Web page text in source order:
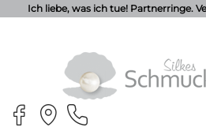
Ich liebe, was ich tue! Partnerringe.